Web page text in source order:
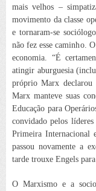
mais velhos –
movimento da classe
e tornaram-se
não fez esse caminho. O
economia. “É
atingir aburguesia
próprio Marx declarou
Marx manteve suas
Educação para
convidado pelos
Primeira Internacional
passou novamente a
tarde trouxe Engels
O Marxismo e a